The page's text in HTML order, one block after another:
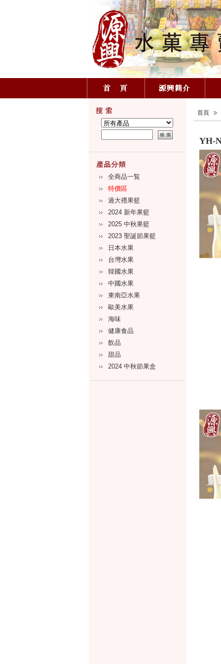
全商品一覧
特價區
過大禮果籃
2024 新年果籃
2025 中秋果籃
2023 聖誕節果籃
日本水果
台灣水果
韓國水果
中國水果
東南亞水果
歐美水果
海味
健康食品
飲品
甜品
2024 中秋節果盒
首頁
YH-